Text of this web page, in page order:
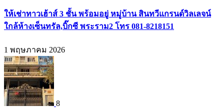
ให้เช่าทาวเฮ้าส์ 3 ชั้น พร้อมอยู่ หมู่บ้าน สินทวีแกรนด์วิลเลจน์
ใกล้ห้างเซ็นทรัล,บิ๊กซี พระราม2 โทร 081-8218151
1 พฤษภาคม 2026
8